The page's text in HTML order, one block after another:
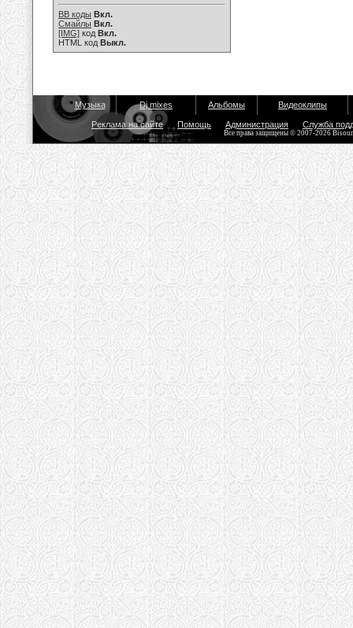
BB коды Вкл.
Смайлы Вкл.
[IMG] код Вкл.
HTML код Выкл.
Музыка Dj mixes Альбомы Видеоклипы
Реклама на сайте Помощь Администрация Служба
Все права защищены © 2007-2026